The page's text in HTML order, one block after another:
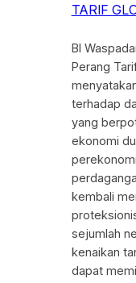
TARIF
BI
Perang
terhadap
yang
ekonomi
kembali
sejumlah
kenaikan
dapat